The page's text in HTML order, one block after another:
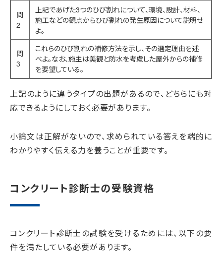
問
2
上記であげた3つのひび割れについて、環境、設計、材料、
施工などの観点からひび割れの発生原因について説明せ
よ。
問
3
これらのひび割れの補修方法を示し、その選定理由を述
べよ。なお、施主は美観と防水を考慮した屋外からの補修
を要望している。
上記のように違うタイプの出題があるので、どちらにも対
応できるようにしておく必要があります。
小論文は正解がないので、求められている答えを端的に
わかりやすく伝える力を養うことが重要です。
コンクリート診断士の受験資格
コンクリート診断士の試験を受けるためには、以下の要
件を満たしている必要があります。